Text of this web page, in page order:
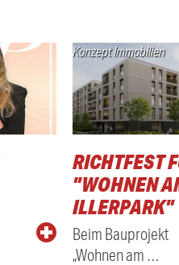
Konzept Immobilien
RICHTFEST
"WOHNEN
ILLERPARK"
Beim Bauprojekt
„Wohnen am …